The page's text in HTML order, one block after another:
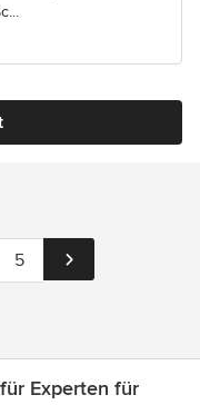
5
Experten für